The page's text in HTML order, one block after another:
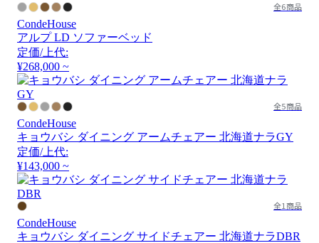
全6商品
CondeHouse
アルプ LD ソファーベッド
定価/上代:
¥268,000 ~
全5商品
CondeHouse
キョウバシ ダイニング アームチェアー 北海道ナラGY
定価/上代:
¥143,000 ~
全1商品
CondeHouse
キョウバシ ダイニング サイドチェアー 北海道ナラDBR